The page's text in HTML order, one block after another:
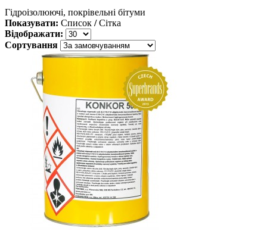
Гідроізолюючі, покрівельні бітуми
Показувати: Список / Сітка
Відображати:
Сортування